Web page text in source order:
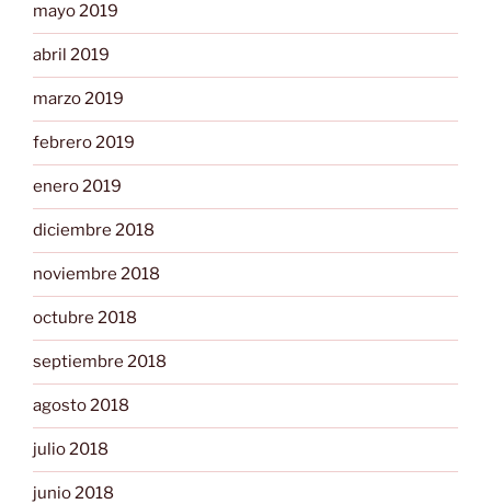
mayo 2019
abril 2019
marzo 2019
febrero 2019
enero 2019
diciembre 2018
noviembre 2018
octubre 2018
septiembre 2018
agosto 2018
julio 2018
junio 2018